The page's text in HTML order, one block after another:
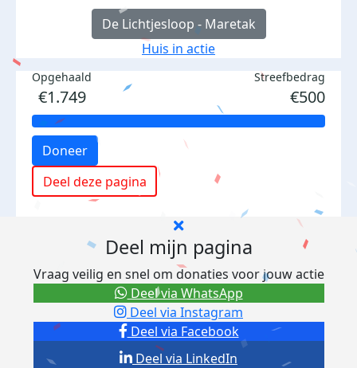
De Lichtjesloop - Maretak
Huis in actie
Opgehaald
€1.749
Streefbedrag
€500
Doneer
Deel deze pagina
Deel mijn pagina
Vraag veilig en snel om donaties voor jouw actie
Deel via Facebook
Deel via Instagram
Deel via LinkedIn
Deel via WhatsApp